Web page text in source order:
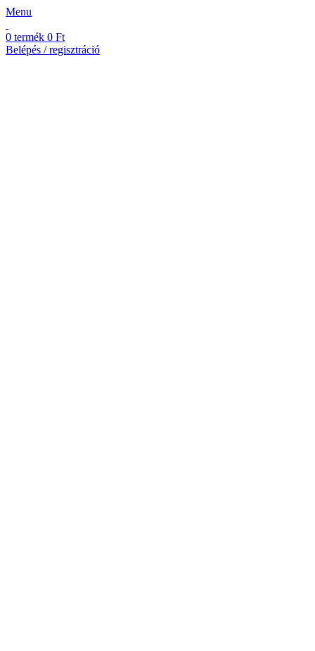
Menu
0 termék 0 Ft
Belépés / regisztráció